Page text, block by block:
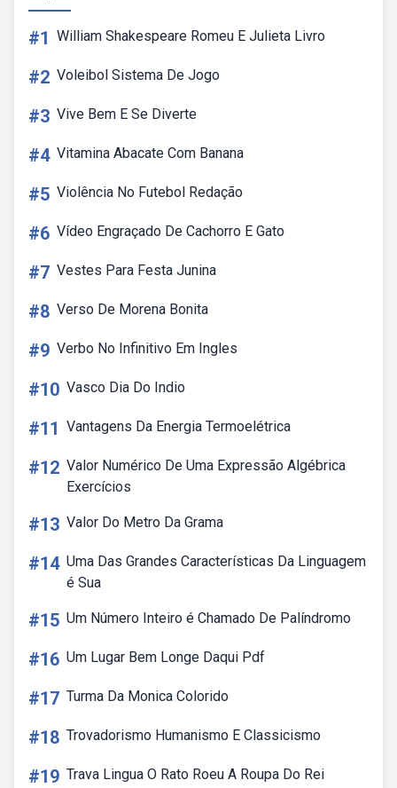
#1 William Shakespeare Romeu E Julieta Livro
#2 Voleibol Sistema De Jogo
#3 Vive Bem E Se Diverte
#4 Vitamina Abacate Com Banana
#5 Violência No Futebol Redação
#6 Vídeo Engraçado De Cachorro E Gato
#7 Vestes Para Festa Junina
#8 Verso De Morena Bonita
#9 Verbo No Infinitivo Em Ingles
#10 Vasco Dia Do Indio
#11 Vantagens Da Energia Termoelétrica
#12 Valor Numérico De Uma Expressão Algébrica
Exercícios
#13 Valor Do Metro Da Grama
#14 Uma Das Grandes Características Da Linguagem
é Sua
#15 Um Número Inteiro é Chamado De Palíndromo
#16 Um Lugar Bem Longe Daqui Pdf
#17 Turma Da Monica Colorido
#18 Trovadorismo Humanismo E Classicismo
#19 Trava Lingua O Rato Roeu A Roupa Do Rei